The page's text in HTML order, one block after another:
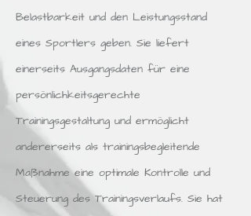
Belastbarkeit und den Leistungsstand
eines Sportlers geben. Sie liefert
einerseits Ausgangsdaten für eine
persönlichkeitsgerechte
Trainingsgestaltung und ermöglicht
andererseits als trainingsbegleitende
Maßnahme eine optimale Kontrolle und
Steuerung des Trainingsverlaufs. Sie hat